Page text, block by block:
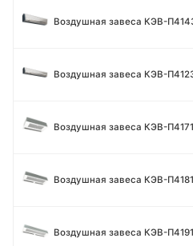
Воздушная завеса КЭВ-
Воздушная завеса КЭВ-
Воздушная завеса КЭВ-
Воздушная завеса КЭВ-
Воздушная завеса КЭВ-